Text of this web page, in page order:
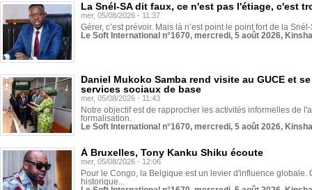
La Snél-SA dit faux, ce n'est pas l'étiage, c'est
mer, 05/08/2026 - 11:37
Gérer, c’est prévoir. Mais là n’est point le point fort de la
Le Soft International n°1670, mercredi, 5 août 2026,
Daniel Mukoko Samba rend visite au GUCE et
services sociaux de base
mer, 05/08/2026 - 11:43
Notre objectif est de rapprocher les activités informelles de
formalisation.
Le Soft International n°1670, mercredi, 5 août 2026,
À Bruxelles, Tony Kanku Shiku écoute
mer, 05/08/2026 - 12:06
Pour le Congo, la Belgique est un levier d'influence globale.
historique...